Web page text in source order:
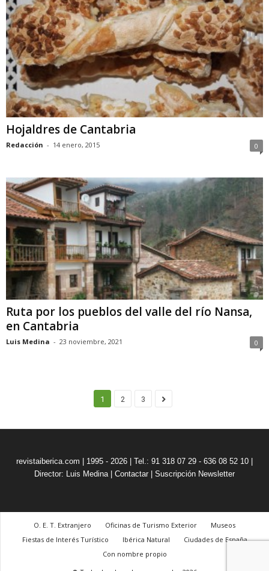
Hojaldres de Cantabria
Redacción - 14 enero, 2015 0
Ruta por los pueblos del valle del río Nansa,
en Cantabria
Luis Medina - 23 noviembre, 2021 0
1 2 3
revistaiberica.com | 1995 - 2026 | Tel.: 91 318 07 29 - 636 08 52 10 |
Director: Luis Medina
Contactar Suscripción Newsletter
O. E. T. Extranjero Oficinas de Turismo Exterior
Museos
Fiestas de Interés Turístico
Ibérica Natural
Ciudades de España
Con nombre propio